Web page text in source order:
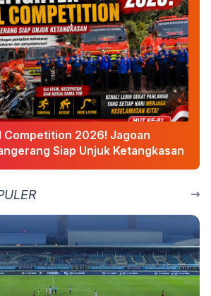
2026! Jagoan
Siap Unjuk Ketangkasan